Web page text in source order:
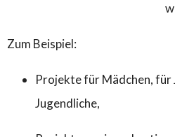
Zum Beispiel:
Projekte für Mädchen, für
Jugendliche,